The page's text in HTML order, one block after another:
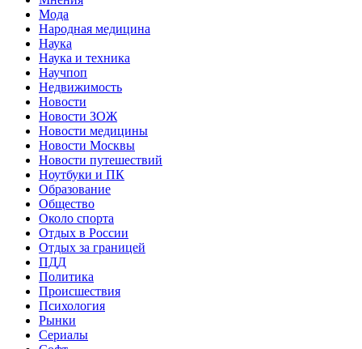
Мода
Народная медицина
Наука
Наука и техника
Научпоп
Недвижимость
Новости
Новости ЗОЖ
Новости медицины
Новости Москвы
Новости путешествий
Ноутбуки и ПК
Образование
Общество
Около спорта
Отдых в России
Отдых за границей
ПДД
Политика
Происшествия
Психология
Рынки
Сериалы